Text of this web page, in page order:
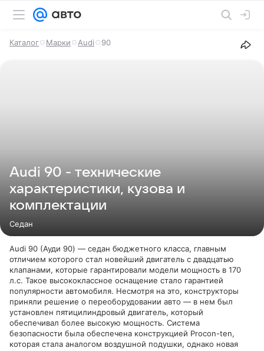
Каталог Марки Audi 90
Audi 90 - технические
характеристики, кузова и
комплектации
Седан
Audi 90 (Ауди 90) — седан бюджетного класса, главным
отличием которого стал новейший двигатель с двадцатью
клапанами, которые гарантировали модели мощность в 170
л.с. Такое высококлассное оснащение стало гарантией
популярности автомобиля. Несмотря на это, конструкторы
приняли решение о переоборудовании авто — в нем был
установлен пятицилиндровый двигатель, который
обеспечивал более высокую мощность. Система
безопасности была обеспечена конструкцией Procon-ten,
которая стала аналогом воздушной подушки, однако новая